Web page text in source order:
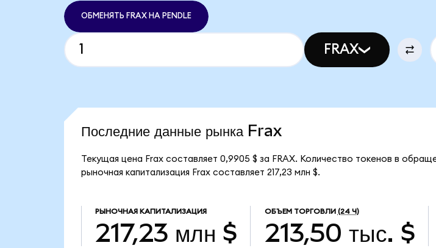
ОБМЕНЯТЬ FRAX НА PENDLE
FRAX
Последние данные рынка Frax
Текущая цена Frax составляет 0,9905 $ за FRAX. Количество токенов в
рыночная капитализация Frax составляет 217,23 млн $.
РЫНОЧНАЯ КАПИТАЛИЗАЦИЯ
217,23 млн $
ОБЪЕМ ТОРГОВЛИ (24 Ч)
213,50 тыс. $